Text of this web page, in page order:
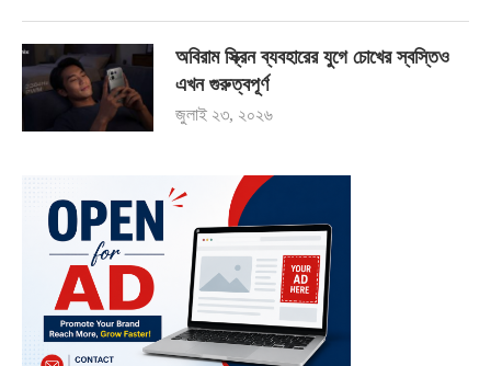
অবিরাম স্ক্রিন ব্যবহারের যুগে চোখের স্বস্তিও
এখন গুরুত্বপূর্ণ
জুলাই ২৩, ২০২৬